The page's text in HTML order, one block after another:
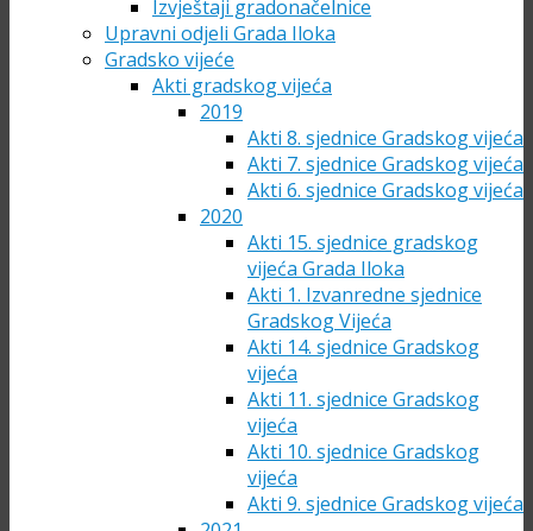
Izvještaji gradonačelnice
Upravni odjeli Grada Iloka
Gradsko vijeće
Akti gradskog vijeća
2019
Akti 8. sjednice Gradskog vijeća
Akti 7. sjednice Gradskog vijeća
Akti 6. sjednice Gradskog vijeća
2020
Akti 15. sjednice gradskog
vijeća Grada Iloka
Akti 1. Izvanredne sjednice
Gradskog Vijeća
Akti 14. sjednice Gradskog
vijeća
Akti 11. sjednice Gradskog
vijeća
Akti 10. sjednice Gradskog
vijeća
Akti 9. sjednice Gradskog vijeća